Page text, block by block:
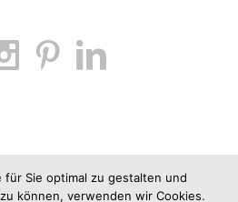
für Sie optimal zu gestalten und
können, verwenden wir Cookies.